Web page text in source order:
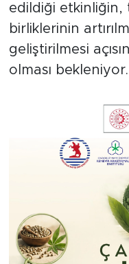
edildiği etkinliğin,
birliklerinin
geliştirilmesi
olması bekleniyor.